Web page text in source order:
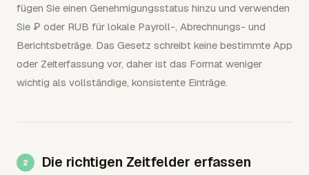
fügen Sie einen Genehmigungsstatus hinzu und verwenden
Sie ₽ oder RUB für lokale Payroll-, Abrechnungs- und
Berichtsbeträge. Das Gesetz schreibt keine bestimmte App
oder Zeiterfassung vor, daher ist das Format weniger
wichtig als vollständige, konsistente Einträge.
Die richtigen Zeitfelder erfassen